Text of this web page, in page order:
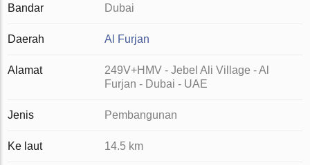
Bandar Dubai
Daerah Al Furjan
Alamat
249V+HMV - Jebel Ali Village - Al
Furjan - Dubai - UAE
Jenis Pembangunan
Ke laut 14.5 km